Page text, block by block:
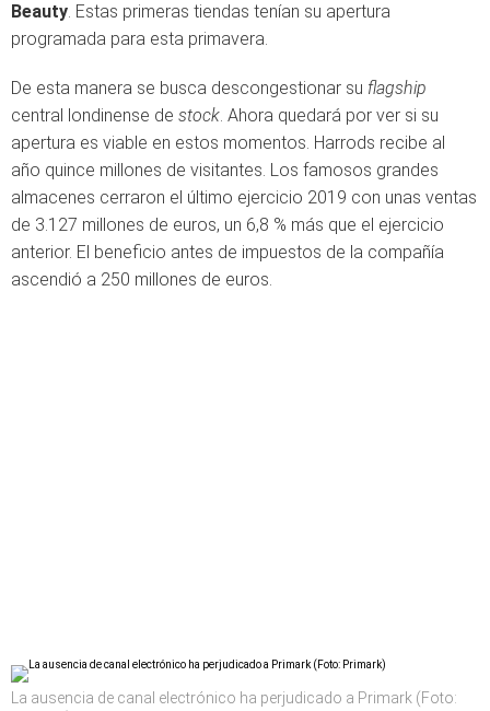
Beauty. Estas primeras tiendas tenían su apertura
programada para esta primavera.
De esta manera se busca descongestionar su flagship
central londinense de stock. Ahora quedará por ver si su
apertura es viable en estos momentos. Harrods recibe al
año quince millones de visitantes. Los famosos grandes
almacenes cerraron el último ejercicio 2019 con unas ventas
de 3.127 millones de euros, un 6,8 % más que el ejercicio
anterior. El beneficio antes de impuestos de la compañía
ascendió a 250 millones de euros.
La ausencia de canal electrónico ha perjudicado a Primark (Foto: